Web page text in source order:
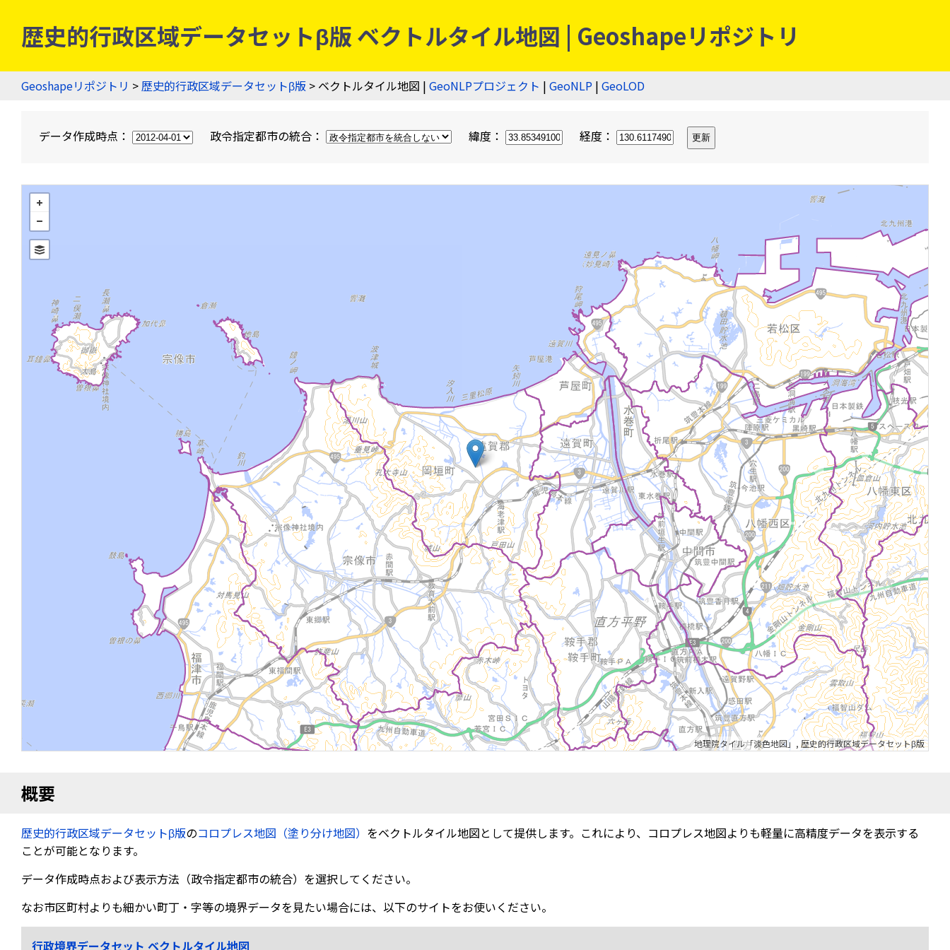
歴史的行政区域データセットβ版 ベクトルタイル地図 | Geoshapeリポジトリ
Geoshapeリポジトリ >歴史的行政区域データセットβ版 > ベクトルタイル地図 | GeoNLPプロジェクト | GeoNLP | GeoLOD
データ作成時点： 政令指定都市の統合： 緯度： 経度：
地理院タイル「淡色地図」 , 歴史的行政区域データセットβ版
概要
歴史的行政区域データセットβ版のコロプレス地図（塗り分け地図） をベクトルタイル地図として提供します。これにより、コロプレス地図よりも軽量に高精度データを表示する
ことが可能となります。
データ作成時点および表示方法（政令指定都市の統合）を選択してください。
なお市区町村よりも細かい町丁・字等の境界データを見たい場合には、以下のサイトをお使いください。
行政境界データセット ベクトルタイル地図